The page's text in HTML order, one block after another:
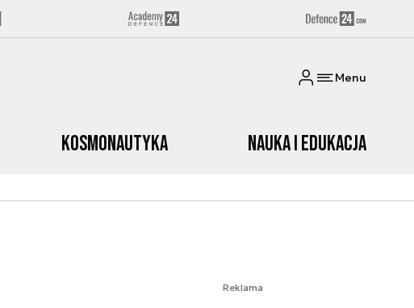
Menu
Kosmonautyka Nauka i edukacja
Reklama